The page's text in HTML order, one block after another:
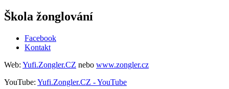
Škola žonglování
Facebook
Kontakt
Web: Yufi.Zongler.CZ nebo www.zongler.cz
YouTube: Yufi.Zongler.CZ - YouTube